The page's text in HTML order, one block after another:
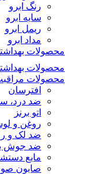
رنگ ابرو
سایه ابرو
ریمل ابرو
مداد ابرو
محصولات
محصولات
محصولات
افترسان
ضد درد،
اتو برنز
روغن و
ضد لک و
ضد جوش
مایع
صابون